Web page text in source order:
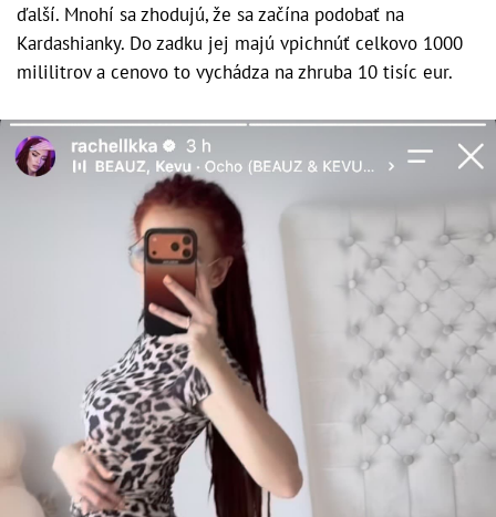
ďalší. Mnohí sa zhodujú, že sa začína podobať na
Kardashianky. Do zadku jej majú vpichnúť celkovo 1000
mililitrov a cenovo to vychádza na zhruba 10 tisíc eur.